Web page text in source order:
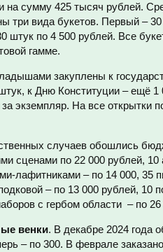
на сумму 425 тысяч рублей.
три вида букетов. Первый –
штук по 4 500 рублей. Все
гамме.
закуплены к
к Дню Конституции – ещё 1
экземпляр. На все открытки
случаев обошлись
сценами по 22 000 рублей, 10
лафитниками – по 14 000, 35
– по 13 000 рублей, 10
с гербом области – по
венки. В декабре 2024 года
– по 300. В феврале